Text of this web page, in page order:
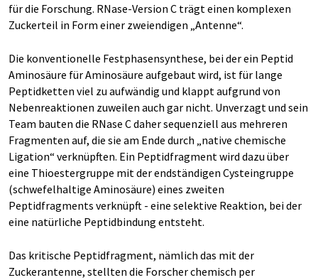
für die Forschung. RNase-Version C trägt einen komplexen
Zuckerteil in Form einer zweiendigen „Antenne“.
Die konventionelle Festphasensynthese, bei der ein Peptid
Aminosäure für Aminosäure aufgebaut wird, ist für lange
Peptidketten viel zu aufwändig und klappt aufgrund von
Nebenreaktionen zuweilen auch gar nicht. Unverzagt und sein
Team bauten die RNase C daher sequenziell aus mehreren
Fragmenten auf, die sie am Ende durch „native chemische
Ligation“ verknüpften. Ein Peptidfragment wird dazu über
eine Thioestergruppe mit der endständigen Cysteingruppe
(schwefelhaltige Aminosäure) eines zweiten
Peptidfragments verknüpft - eine selektive Reaktion, bei der
eine natürliche Peptidbindung entsteht.
Das kritische Peptidfragment, nämlich das mit der
Zuckerantenne, stellten die Forscher chemisch per